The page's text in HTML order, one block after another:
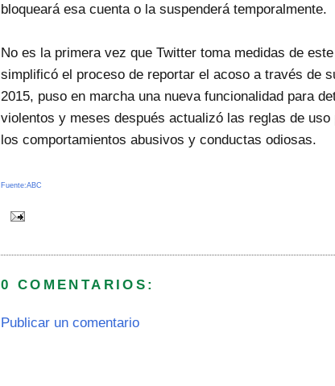
bloqueará esa cuenta o la suspenderá temporalmente.
No es la primera vez que Twitter toma medidas de
simplificó el proceso de reportar el acoso a través de
2015, puso en marcha una nueva funcionalidad para
violentos y meses después actualizó las reglas de uso
los comportamientos abusivos y conductas odiosas.
Fuente:ABC
0 COMENTARIOS:
Publicar un comentario